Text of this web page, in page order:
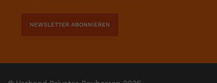
NEWSLETTER ABONNIEREN